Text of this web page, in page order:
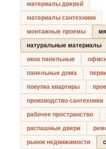
материалы дверей
материалы сантехники
монтажные проемы
натуральные материалы
окна панельные
панельные дома
покупка квартиры
производство сантехники
рабочее пространство
распашные двери
рынок недвижимости